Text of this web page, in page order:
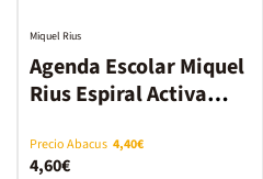
Agenda Escolar Miquel
Rius Espiral Activa
2026-2027 Lab negro
Miquel Rius
Precio Abacus 4,40€
4,60€